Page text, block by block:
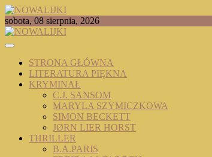
Skip
to
content
NOWALIJKI
TOMASZ RADOCHOŃSKI PISZE O KSIĄŻKACH
sobota, 08 sierpnia, 2026
STRONA GŁÓWNA
LITERATURA PIĘKNA
KRYMINAŁ
C.J. SANSOM
MARYLA SZYMICZKOWA
SIMON BECKETT
JØRN LIER HORST
THRILLER
B.A.PARIS